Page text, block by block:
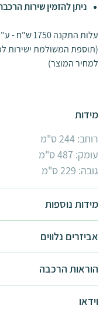
ניתן להזמין שירות
עלות התקנה 1750 ש"ח - ע"י מתקין מקצועי
(תוספת המשולמת ישירות
למחיר המוצר)
מידות
רוחב: 244 ס"מ
עומק: 487 ס"מ
גובה: 229 ס"מ
מידות נוספות
אביזרים נלווים
זוג מדפי פלסטיק
קיט הצללה
הוראות הרכבה
וידאו